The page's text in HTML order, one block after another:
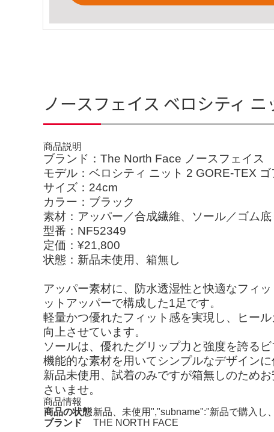
ノースフェイス ベロシティ
商品説明
ブランド：The North Face ノースフェイス
モデル：ベロシティ ニット 2 GORE-TEX
サイズ：24cm
カラー：ブラック
素材：アッパー／合成繊維、ソール／ゴム底
型番：NF52349
定価：¥21,800
状態：新品未使用、箱無し
アッパー素材に、防水透湿性と快適なフィ
ットアッパーで構成した1足です。
軽量かつ優れたフィット感を実現し、ヒー
向上させています。
ソールは、優れたグリップ力と強度を誇る
機能的な素材を用いてシンプルなデザインに
新品未使用、試着のみですが箱無しのため
さいませ。
商品情報
商品の状態新品、未使用","subname":"新品で購入し
ブランド
THE NORTH FACE